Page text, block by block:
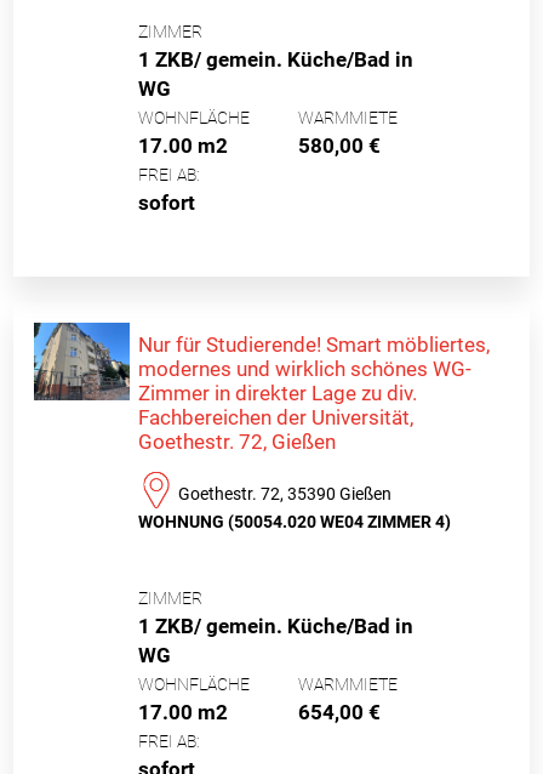
ZIMMER
1 ZKB/ gemein. Küche/Bad in
WG
WOHNFLÄCHE
17.00 m2
WARMMIETE
580,00 €
FREI AB:
sofort
Nur für Studierende! Smart möbliertes,
modernes und wirklich schönes WG-
Zimmer in direkter Lage zu div.
Fachbereichen der Universität,
Goethestr. 72, Gießen
Goethestr. 72, 35390 Gießen
WOHNUNG (50054.020 WE04 ZIMMER 4)
ZIMMER
1 ZKB/ gemein. Küche/Bad in
WG
WOHNFLÄCHE
17.00 m2
WARMMIETE
654,00 €
FREI AB:
sofort